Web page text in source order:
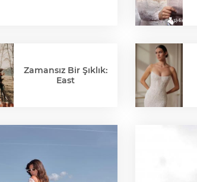
Zamansız Bir Şıklık:
East